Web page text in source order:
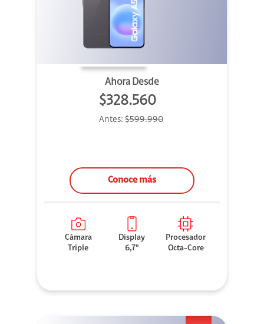
Ahora Desde
$328.560
Antes: $599.990
Conoce más
Cámara
Triple
Display
6,7"
Procesador
Octa-Core